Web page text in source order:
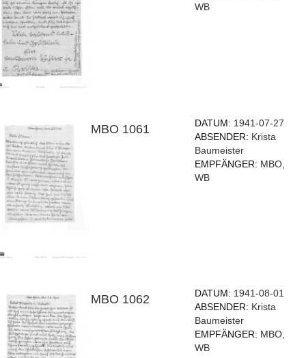
WB
MBO 1061 DATUM: 1941-07-27
ABSENDER: Krista
Baumeister
EMPFÄNGER: MBO,
WB
MBO 1062 DATUM: 1941-08-01
ABSENDER: Krista
Baumeister
EMPFÄNGER: MBO,
WB